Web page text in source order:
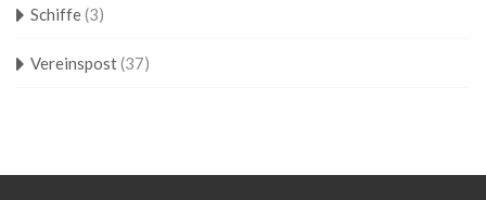
Schiffe(3)
Vereinspost(37)